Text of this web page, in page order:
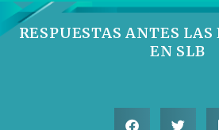
RESPUESTAS ANTES
EN SLB